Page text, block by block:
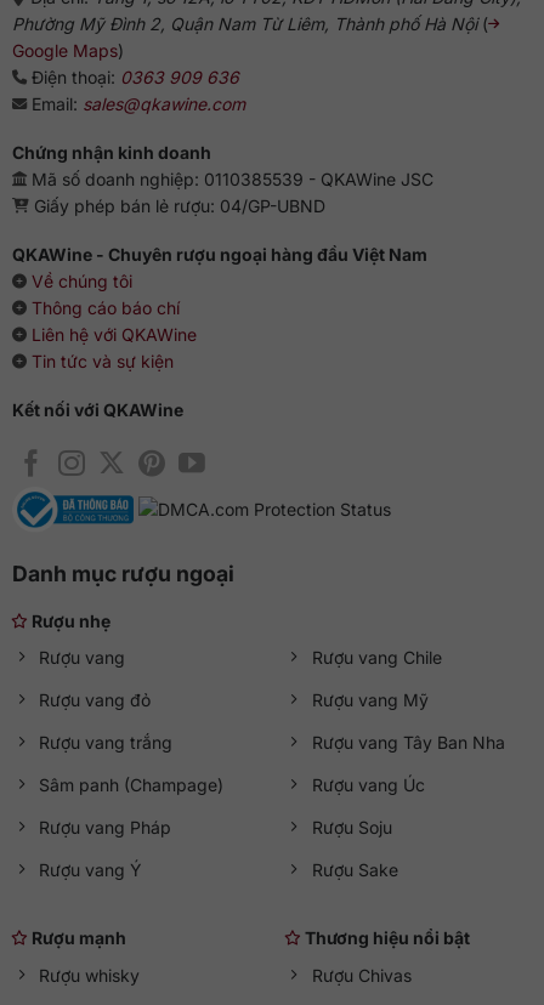
Phường Mỹ Đình 2, Quận Nam Từ Liêm, Thành phố Hà Nội(
Google Maps)
Điện thoại: 0363 909 636
Email: sales@qkawine.com
Chứng nhận kinh doanh
Mã số doanh nghiệp: 0110385539 - QKAWine JSC
Giấy phép bán lẻ rượu: 04/GP-UBND
QKAWine - Chuyên rượu ngoại hàng đầu Việt Nam
Về chúng tôi
Thông cáo báo chí
Liên hệ với QKAWine
Tin tức và sự kiện
Kết nối với QKAWine
Danh mục rượu ngoại
Rượu nhẹ
Rượu vang
Rượu vang đỏ
Rượu vang trắng
Sâm panh (Champage)
Rượu vang Pháp
Rượu vang Ý
Rượu vang Chile
Rượu vang Mỹ
Rượu vang Tây Ban Nha
Rượu vang Úc
Rượu Soju
Rượu Sake
Rượu mạnh
Rượu whisky
Thương hiệu nổi bật
Rượu Chivas